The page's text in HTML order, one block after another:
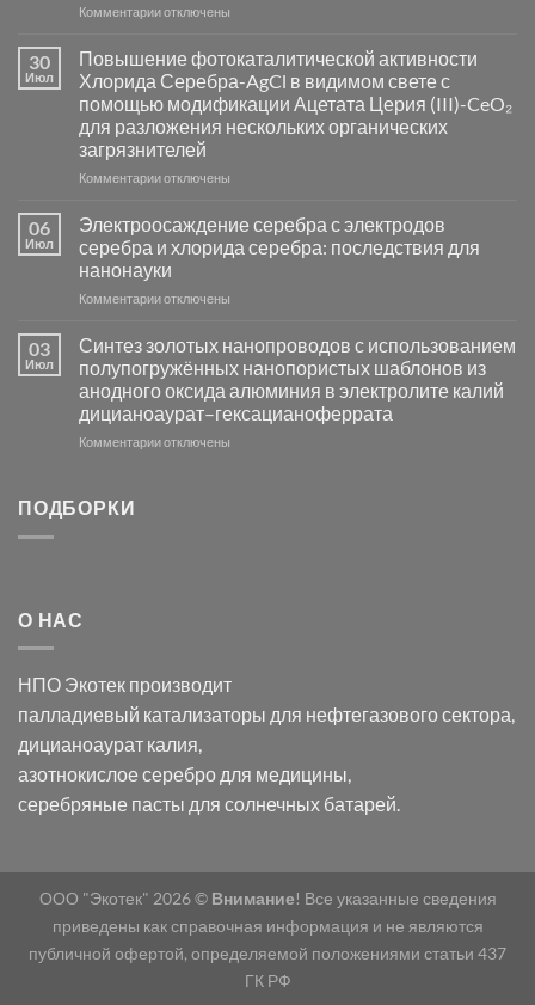
Комментариик
Пламенный
синтез
катализаторов
и
сенсоров
на
основе
группы
отключены
30
Июл
Повышение фотокаталитической активности
Хлорида Серебра-AgCl в видимом свете с
помощью модификации Ацетата Церия (III)-CeO₂
для разложения нескольких органических
загрязнителей
Комментариик
фотокаталитической
активности
Хлорида
Серебра-
в
видимом
свете
с
помощью
модификации
отключены
06
Июл
Электроосаждение серебра с электродов
серебра и хлорида серебра: последствия для
нанонауки
Комментариик
серебра
с
электродов
серебра
и
отключены
03
Июл
Синтез золотых нанопроводов с использованием
полупогружённых нанопористых шаблонов из
анодного оксида алюминия в электролите калий
дицианоаурат–гексацианоферрата
Комментариик
оксида
в
электролите
калий
дицианоаурат–
гексацианоферрата
отключены
ПОДБОРКИ
О НАС
НПО Экотек производит
палладиевый катализаторы для нефтегазового сектора,
дицианоаурат калия,
азотнокислое серебро для медицины,
серебряные пасты для солнечных батарей.
ООО "Экотек" 2026 © Внимание! Все указанные сведения
приведены как справочная информация и не являются
публичной офертой, определяемой положениями статьи 437
ГК РФ